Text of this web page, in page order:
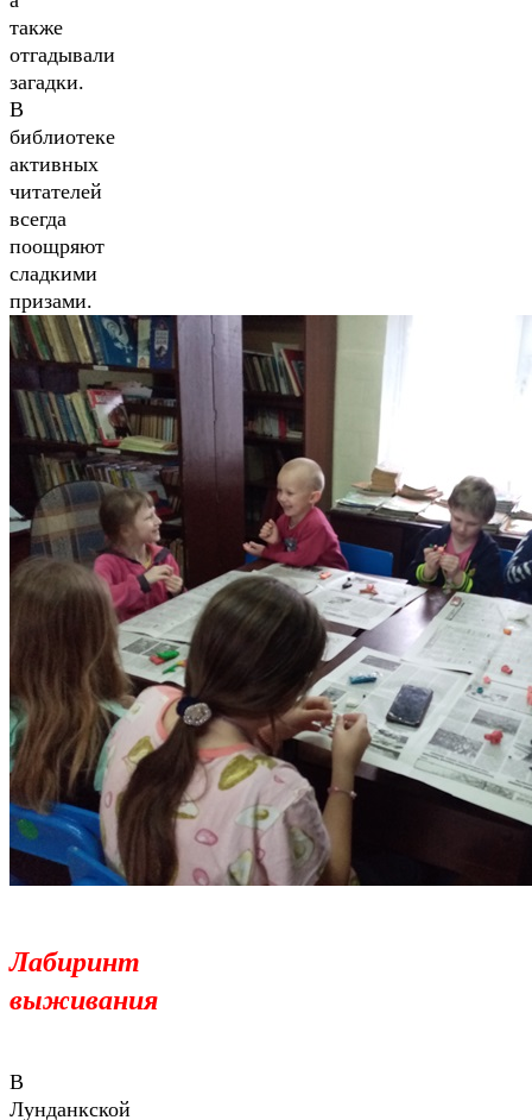
также
отгадывали
загадки.
В
библиотеке
активных
читателей
всегда
поощряют
сладкими
призами.
Лабиринт
выживания
В
Лунданкской